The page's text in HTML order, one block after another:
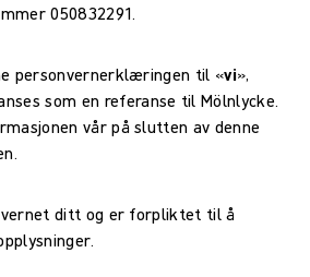
050832291.
personvernerklæringen til «vi»,
som en referanse til Mölnlycke.
vår på slutten av denne
ditt og er forpliktet til å